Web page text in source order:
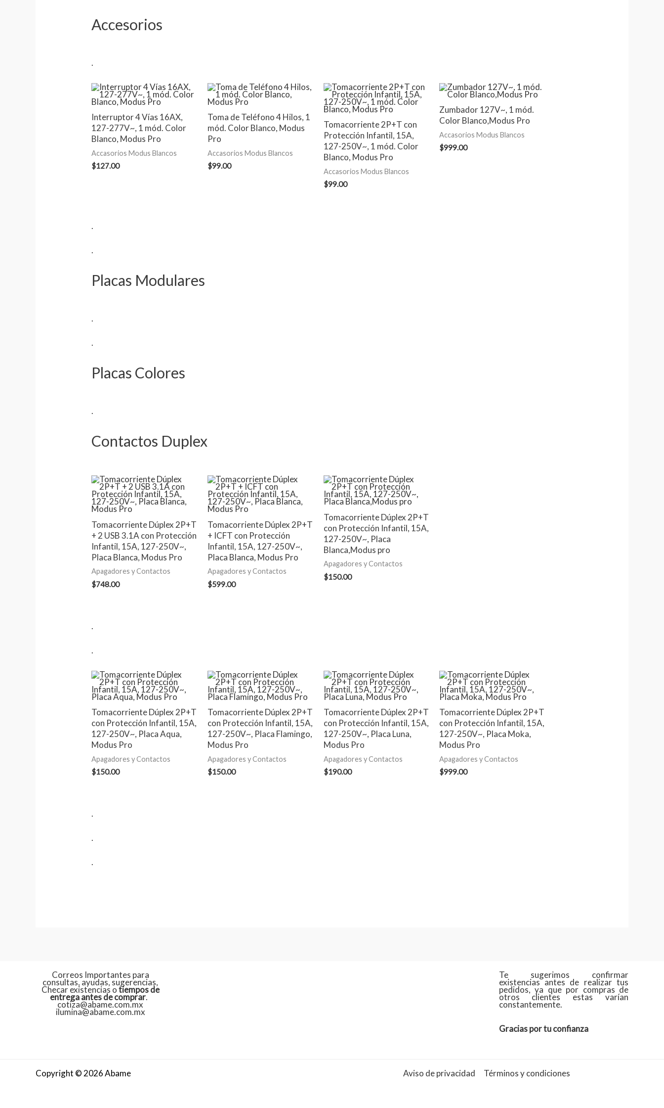
Accesorios
.
Interruptor 4 Vías 16AX,
127-277V~, 1 mód. Color
Blanco, Modus Pro
Accasorios Modus Blancos
$127.00
Toma de Teléfono 4 Hilos, 1
mód. Color Blanco, Modus
Pro
Accasorios Modus Blancos
$99.00
Tomacorriente 2P+T con
Protección Infantil, 15A,
127-250V~, 1 mód. Color
Blanco, Modus Pro
Accasorios Modus Blancos
$99.00
Zumbador 127V~, 1 mód.
Color Blanco,Modus Pro
Accasorios Modus Blancos
$999.00
.
.
Placas Modulares
.
.
Placas Colores
.
Contactos Duplex
Tomacorriente Dúplex 2P+T
+ 2 USB 3.1A con Protección
Infantil, 15A, 127-250V~,
Placa Blanca, Modus Pro
Apagadores y Contactos
$748.00
Tomacorriente Dúplex 2P+T
+ ICFT con Protección
Infantil, 15A, 127-250V~,
Placa Blanca, Modus Pro
Apagadores y Contactos
$599.00
Tomacorriente Dúplex 2P+T
con Protección Infantil, 15A,
127-250V~, Placa
Blanca,Modus pro
Apagadores y Contactos
$150.00
.
.
Tomacorriente Dúplex 2P+T
con Protección Infantil, 15A,
127-250V~, Placa Aqua,
Modus Pro
Apagadores y Contactos
$150.00
Tomacorriente Dúplex 2P+T
con Protección Infantil, 15A,
127-250V~, Placa Flamingo,
Modus Pro
Apagadores y Contactos
$150.00
Tomacorriente Dúplex 2P+T
con Protección Infantil, 15A,
127-250V~, Placa Luna,
Modus Pro
Apagadores y Contactos
$190.00
Tomacorriente Dúplex 2P+T
con Protección Infantil, 15A,
127-250V~, Placa Moka,
Modus Pro
Apagadores y Contactos
$999.00
.
.
.
Correos Importantes para
consultas, ayudas, sugerencias,
Checar existencias otiempos de
entrega antes de comprar.
cotiza@abame.com.mx
ilumina@abame.com.mx
Te sugerimos confirmar
existencias antes de realizar tus
pedidos, ya que por compras de
otros clientes estas varían
constantemente.
Gracias por tu confianza
Copyright © 2026 Abame Aviso de privacidad Términos y condiciones